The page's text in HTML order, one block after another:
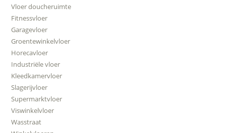
Vloer doucheruimte
Fitnessvloer
Garagevloer
Groentewinkelvloer
Horecavloer
Industriële vloer
Kleedkamervloer
Slagerijvloer
Supermarktvloer
Viswinkelvloer
Wasstraat